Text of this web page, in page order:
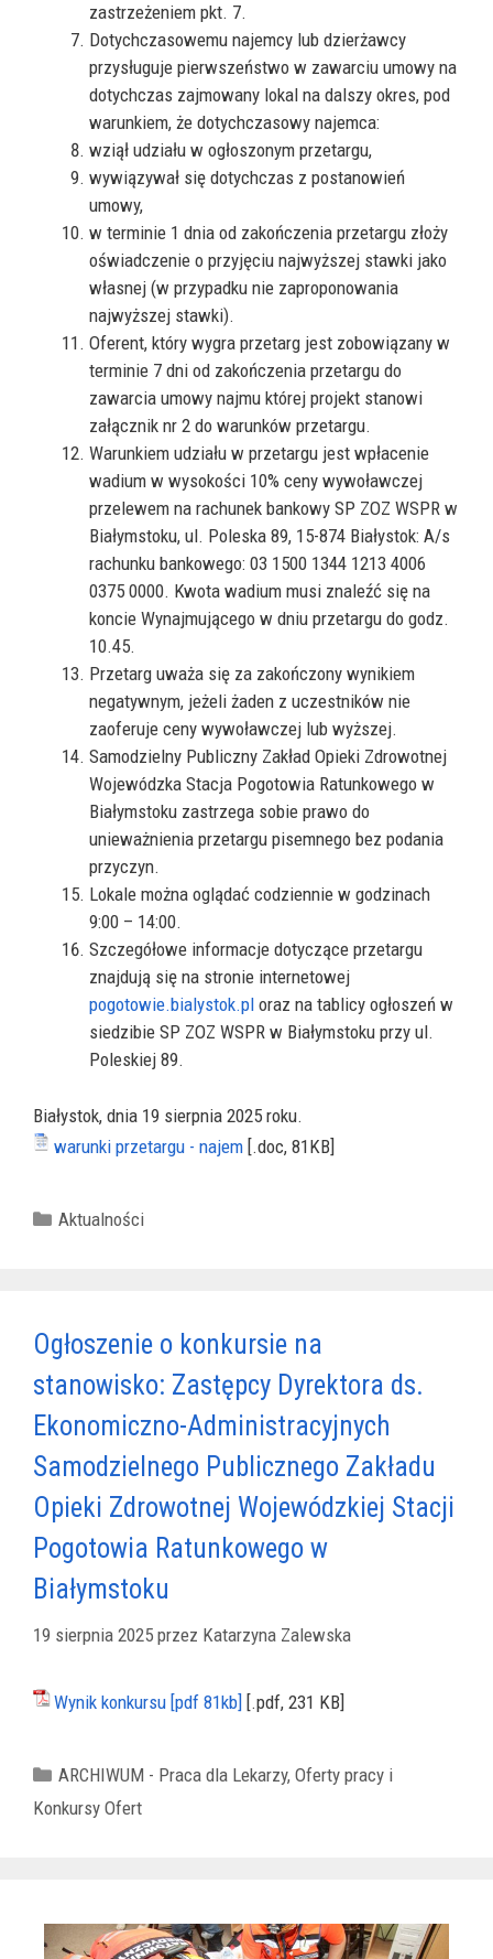
zastrzeżeniem pkt. 7.
Dotychczasowemu najemcy lub dzierżawcy
przysługuje pierwszeństwo w zawarciu umowy na
dotychczas zajmowany lokal na dalszy okres, pod
warunkiem, że dotychczasowy najemca:
wziął udziału w ogłoszonym przetargu,
wywiązywał się dotychczas z postanowień
umowy,
w terminie 1 dnia od zakończenia przetargu złoży
oświadczenie o przyjęciu najwyższej stawki jako
własnej (w przypadku nie zaproponowania
najwyższej stawki).
Oferent, który wygra przetarg jest zobowiązany w
terminie 7 dni od zakończenia przetargu do
zawarcia umowy najmu której projekt stanowi
załącznik nr 2 do warunków przetargu.
Warunkiem udziału w przetargu jest wpłacenie
wadium w wysokości 10% ceny wywoławczej
przelewem na rachunek bankowy SP ZOZ WSPR w
Białymstoku, ul. Poleska 89, 15-874 Białystok: A/s
rachunku bankowego: 03 1500 1344 1213 4006
0375 0000. Kwota wadium musi znaleźć się na
koncie Wynajmującego w dniu przetargu do godz.
10.45.
Przetarg uważa się za zakończony wynikiem
negatywnym, jeżeli żaden z uczestników nie
zaoferuje ceny wywoławczej lub wyższej.
Samodzielny Publiczny Zakład Opieki Zdrowotnej
Wojewódzka Stacja Pogotowia Ratunkowego w
Białymstoku zastrzega sobie prawo do
unieważnienia przetargu pisemnego bez podania
przyczyn.
Lokale można oglądać codziennie w godzinach
9:00 – 14:00.
Szczegółowe informacje dotyczące przetargu
znajdują się na stronie internetowej
pogotowie.bialystok.pl oraz na tablicy ogłoszeń w
siedzibie SP ZOZ WSPR w Białymstoku przy ul.
Poleskiej 89.
Białystok, dnia 19 sierpnia 2025 roku.
warunki przetargu - najem [.doc, 81KB]
Kategorie
Aktualności
Ogłoszenie o konkursie na
stanowisko: Zastępcy Dyrektora ds.
Ekonomiczno-Administracyjnych
Samodzielnego Publicznego Zakładu
Opieki Zdrowotnej Wojewódzkiej Stacji
Pogotowia Ratunkowego w
Białymstoku
19 sierpnia 2025 przez Katarzyna Zalewska
Wynik konkursu [pdf 81kb] [.pdf, 231 KB]
Kategorie
ARCHIWUM - Praca dla Lekarzy, Oferty pracy i
Konkursy Ofert